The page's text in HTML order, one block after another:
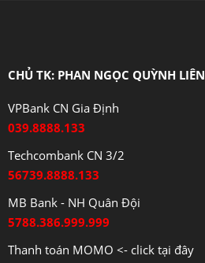
CHỦ TK: PHAN NGỌC QUỲNH LIÊN
VPBank CN Gia Định
039.8888.133
Techcombank CN 3/2
56739.8888.133
MB Bank - NH Quân Đội
5788.386.999.999
Thanh toán MOMO <- click tại đây